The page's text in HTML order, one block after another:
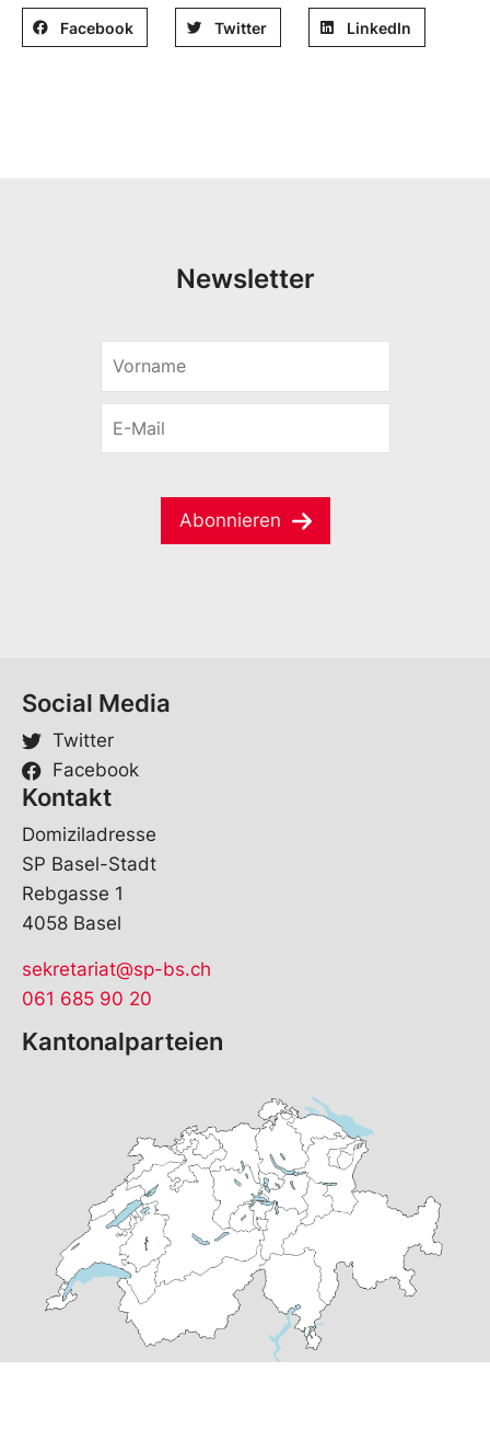
Facebook Twitter LinkedIn
Newsletter
r
r
a
e
V
M
Abonnieren
Social Media
Twitter
Facebook
Kontakt
Domiziladresse
SP Basel-Stadt
Rebgasse 1
4058 Basel
sekretariat@sp-bs.ch
061 685 90 20
Kantonalparteien